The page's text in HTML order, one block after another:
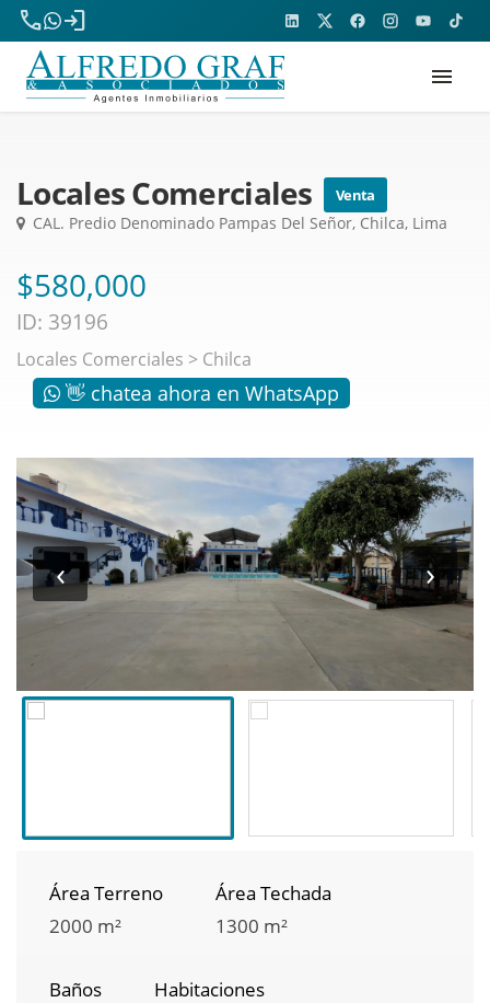
phone
login
menu
Locales Comerciales Venta
CAL. Predio Denominado Pampas Del Señor, Chilca, Lima
$580,000
ID: 39196
Locales Comerciales > Chilca
👋 chatea ahora en WhatsApp
‹ ›
Área Terreno
2000 m²
Área Techada
1300 m²
Baños
Habitaciones